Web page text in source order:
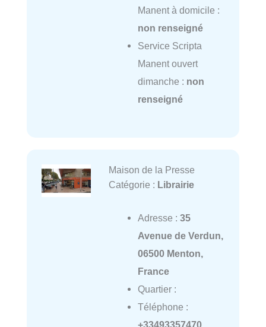
Manent à domicile :
non renseigné
Service Scripta
Manent ouvert
dimanche : non
renseigné
Maison de la Presse
Catégorie : Librairie
Adresse : 35
Avenue de Verdun,
06500 Menton,
France
Quartier :
Téléphone :
+33493357470